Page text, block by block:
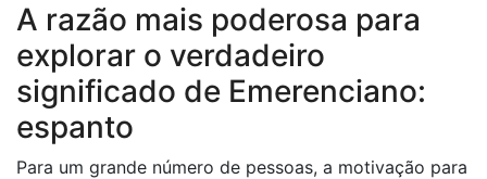
A razão mais poderosa para
explorar o verdadeiro
significado de Emerenciano:
espanto
Para um grande número de pessoas, a motivação para